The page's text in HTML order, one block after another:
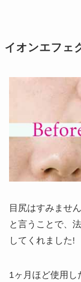
イオンエフェ
目尻はすみませ
と言うことで、
してくれました!
1ヶ月ほど使用し